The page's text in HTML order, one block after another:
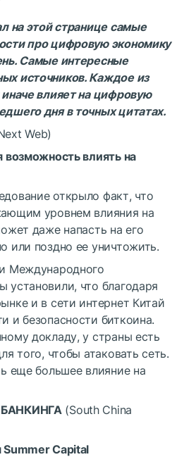
на этой странице самые
про цифровую экономику
Самые интересные
источников. Каждое из
влияет на цифровую
дня в точных цитатах.
Web)
возможность влиять на
открыло факт, что
уровнем влияния на
даже напасть на его
или поздно ее уничтожить.
Международного
установили, что благодаря
и в сети интернет Китай
и безопасности биткоина.
докладу, у страны есть
того, чтобы атаковать сеть.
еще большее влияние на
(South China
Summer Capital